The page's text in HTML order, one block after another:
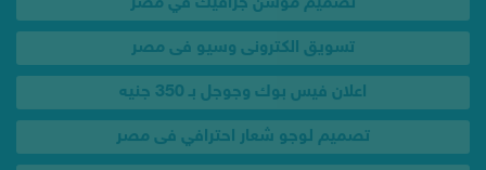
تصميم ختم تجاري احترافي فى مصر
تصميم كارت بيزنس كارد فى مصر
تصميم بروشور احترافي فى مصر